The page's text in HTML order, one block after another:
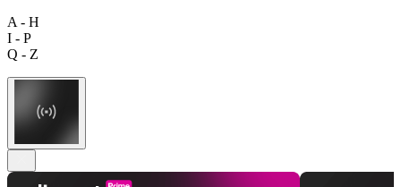
A - H
I - P
Q - Z